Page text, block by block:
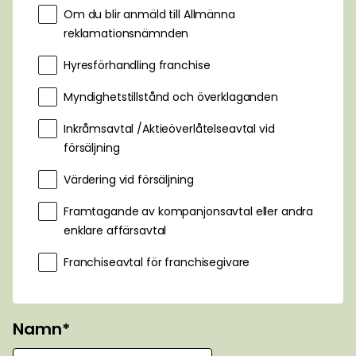
Om du blir anmäld till Allmänna
reklamationsnämnden
Hyresförhandling franchise
Myndighetstillstånd och överklaganden
Inkråmsavtal /Aktieöverlåtelseavtal vid
försäljning
Värdering vid försäljning
Framtagande av kompanjonsavtal eller andra
enklare affärsavtal
Franchiseavtal för franchisegivare
Namn*